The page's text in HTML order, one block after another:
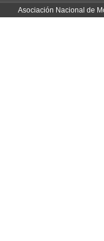
Asociación Nacional de